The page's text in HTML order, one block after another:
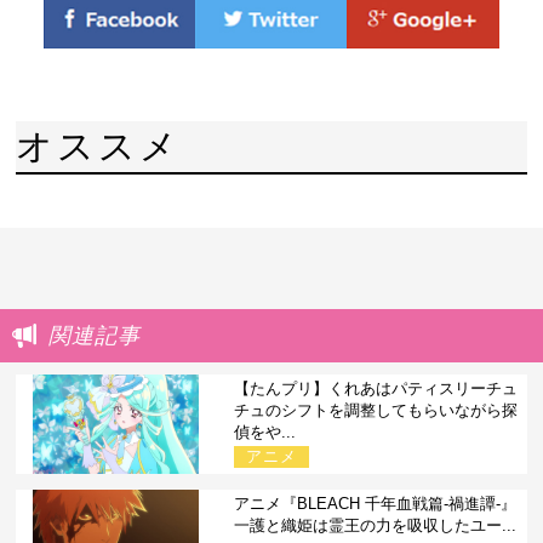
オススメ
関連記事
【たんプリ】くれあはパティスリーチュ
チュのシフトを調整してもらいながら探
偵をや...
アニメ
アニメ『BLEACH 千年血戦篇-禍進譚-』
一護と織姫は霊王の力を吸収したユー...